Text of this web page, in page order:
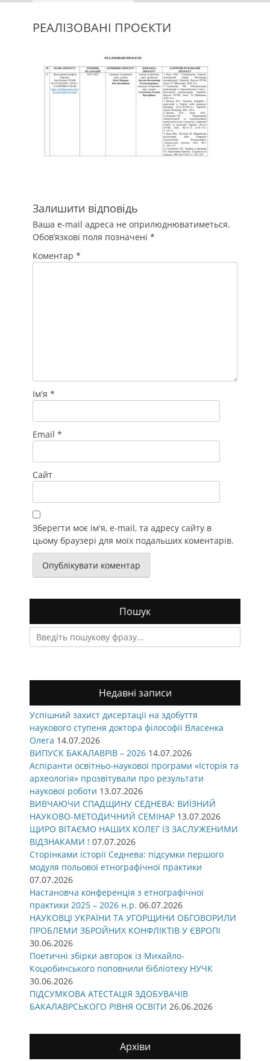
РЕАЛІЗОВАНІ ПРОЄКТИ
Залишити відповідь
Ваша e-mail адреса не оприлюднюватиметься.
Обов’язкові поля позначені *
Коментар *
Ім'я *
Email *
Сайт
Зберегти моє ім'я, e-mail, та адресу сайту в
цьому браузері для моїх подальших коментарів.
Пошук
Search
for:
Недавні записи
Успішний захист дисертації на здобуття
наукового ступеня доктора філософії Власенка
Олега 14.07.2026
ВИПУСК БАКАЛАВРІВ – 2026 14.07.2026
Аспіранти освітньо-наукової програми «Історія та
археологія» прозвітували про результати
наукової роботи 13.07.2026
ВИВЧАЮЧИ СПАДЩИНУ СЕДНЕВА: ВИЇЗНИЙ
НАУКОВО-МЕТОДИЧНИЙ СЕМІНАР 13.07.2026
ЩИРО ВІТАЄМО НАШИХ КОЛЕГ ІЗ ЗАСЛУЖЕНИМИ
ВІДЗНАКАМИ ! 07.07.2026
Сторінками історії Седнева: підсумки першого
модуля польової етнографічної практики
07.07.2026
Настановча конференція з етнографічної
практики 2025 – 2026 н.р. 06.07.2026
НАУКОВЦІ УКРАЇНИ ТА УГОРЩИНИ ОБГОВОРИЛИ
ПРОБЛЕМИ ЗБРОЙНИХ КОНФЛІКТІВ У ЄВРОПІ
30.06.2026
Поетичні збірки авторок із Михайло-
Коцюбинського поповнили бібліотеку НУЧК
30.06.2026
ПІДСУМКОВА АТЕСТАЦІЯ ЗДОБУВАЧІВ
БАКАЛАВРСЬКОГО РІВНЯ ОСВІТИ 26.06.2026
Архіви